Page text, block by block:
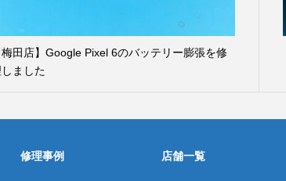
梅田店】Google Pixel 6のバッテリー膨張を修
ました
修理事例 店舗一覧